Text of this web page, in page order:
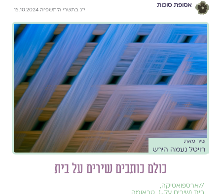
אסופת סוכות
י״ג בתשרי ה׳תשפ״ה 15.10.2024
שיר מאת
רויטל נעמה הירש
כולם כותבים שירים על בית
//ארספואטיקה,